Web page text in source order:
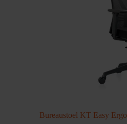
Bureaustoel KT Easy Ergo